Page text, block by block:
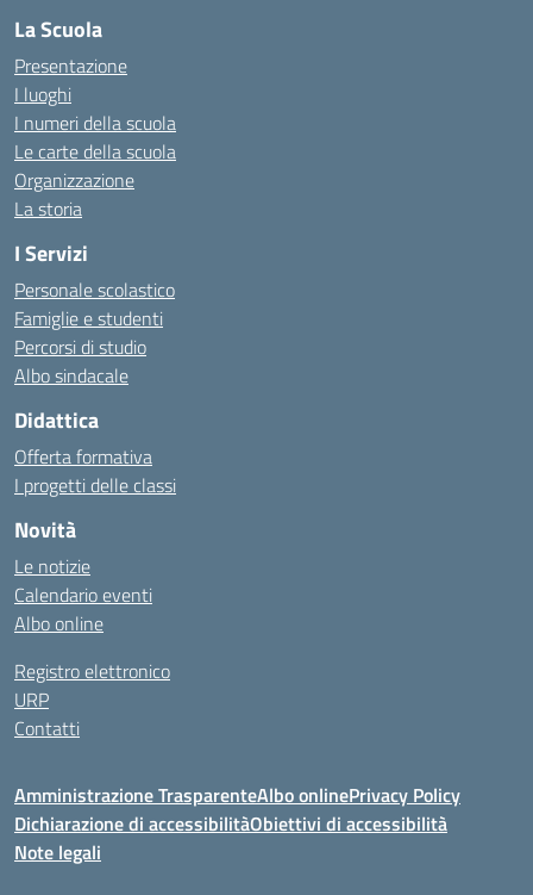
La Scuola
Presentazione
I luoghi
I numeri della scuola
Le carte della scuola
Organizzazione
La storia
I Servizi
Personale scolastico
Famiglie e studenti
Percorsi di studio
Albo sindacale
Didattica
Offerta formativa
I progetti delle classi
Novità
Le notizie
Calendario eventi
Albo online
Registro elettronico
URP
Contatti
Amministrazione TrasparenteAlbo onlinePrivacy Policy
Dichiarazione di accessibilitàObiettivi di accessibilità
Note legali